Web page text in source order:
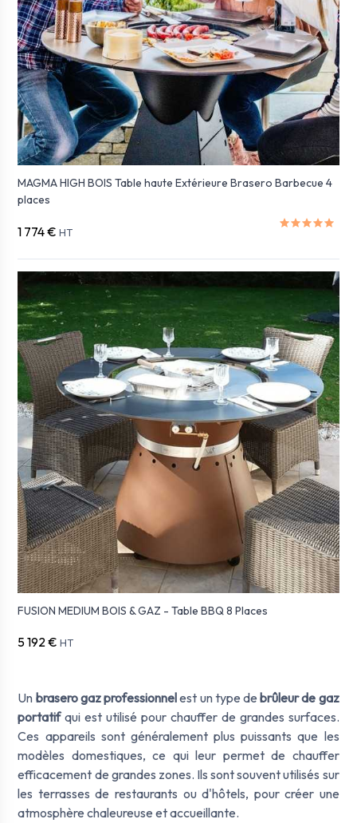
Un brasero gaz professionnelest un type debrûleur de gaz
portatifqui est utilisé pour chauffer de grandes surfaces.
Ces appareils sont généralement plus puissants que les
modèles domestiques, ce qui leur permet de chauffer
efficacement de grandes zones. Ils sont souvent utilisés sur
les terrasses de restaurants ou d'hôtels, pour créer une
atmosphère chaleureuse et accueillante.
MAGMA HIGH BOIS Table haute Extérieure Brasero Barbecue 4
places
1 774 € HT
FUSION MEDIUM BOIS & GAZ - Table BBQ 8 Places
5 192 € HT